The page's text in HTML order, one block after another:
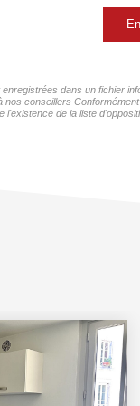
dans un fichier
conseillers
de la liste